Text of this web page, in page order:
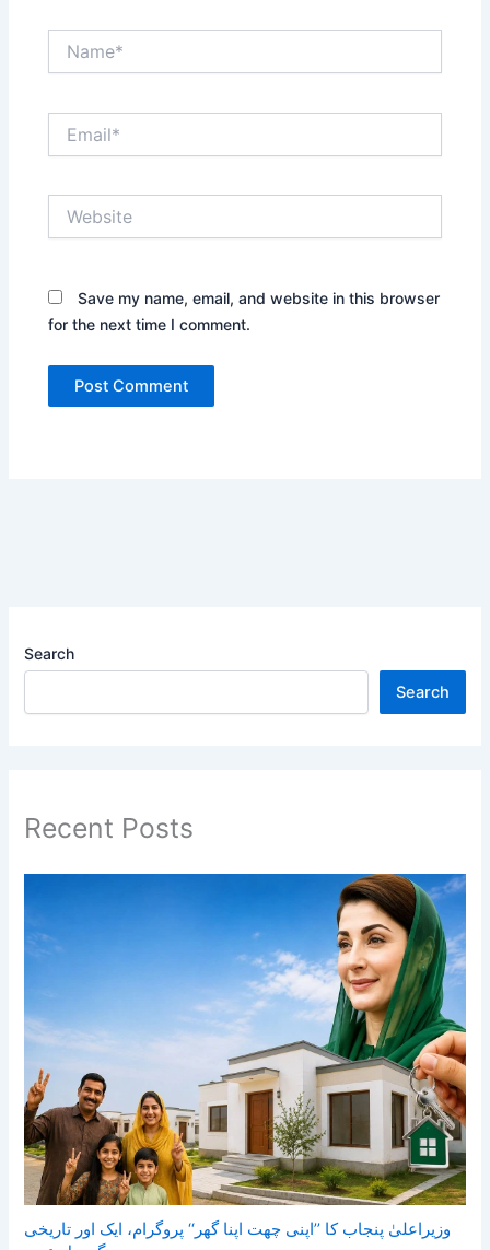
Save my name, email, and website in this browser
for the next time I comment.
Search
Search
Recent Posts
وزیراعلیٰ پنجاب کا ’’اپنی چھت اپنا گھر‘‘ پروگرام، ایک اور تاریخی